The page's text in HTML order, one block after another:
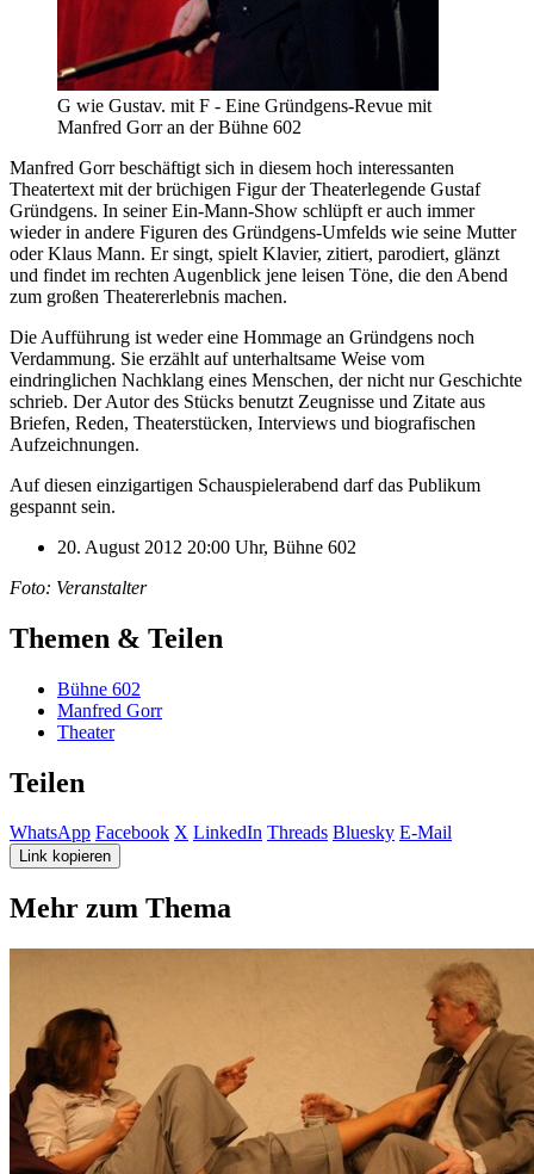
G wie Gustav. mit F - Eine Gründgens-Revue mit
Manfred Gorr an der Bühne 602
Manfred Gorr beschäftigt sich in diesem hoch interessanten
Theatertext mit der brüchigen Figur der Theaterlegende Gustaf
Gründgens. In seiner Ein-Mann-Show schlüpft er auch immer
wieder in andere Figuren des Gründgens-Umfelds wie seine Mutter
oder Klaus Mann. Er singt, spielt Klavier, zitiert, parodiert, glänzt
und findet im rechten Augenblick jene leisen Töne, die den Abend
zum großen Theatererlebnis machen.
Die Aufführung ist weder eine Hommage an Gründgens noch
Verdammung. Sie erzählt auf unterhaltsame Weise vom
eindringlichen Nachklang eines Menschen, der nicht nur Geschichte
schrieb. Der Autor des Stücks benutzt Zeugnisse und Zitate aus
Briefen, Reden, Theaterstücken, Interviews und biografischen
Aufzeichnungen.
Auf diesen einzigartigen Schauspielerabend darf das Publikum
gespannt sein.
20. August 2012 20:00 Uhr, Bühne 602
Foto: Veranstalter
Themen & Teilen
Bühne 602
Manfred Gorr
Theater
Teilen
WhatsApp Facebook X LinkedIn Threads Bluesky E-Mail
Link kopieren
Mehr zum Thema